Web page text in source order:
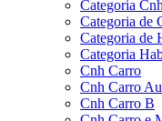
Categoria
Categoria de
Categoria de
Categoria
Cnh Carro
Cnh Carro
Cnh Carro B